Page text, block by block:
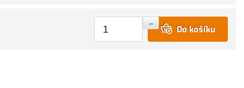
+
– Do košíku